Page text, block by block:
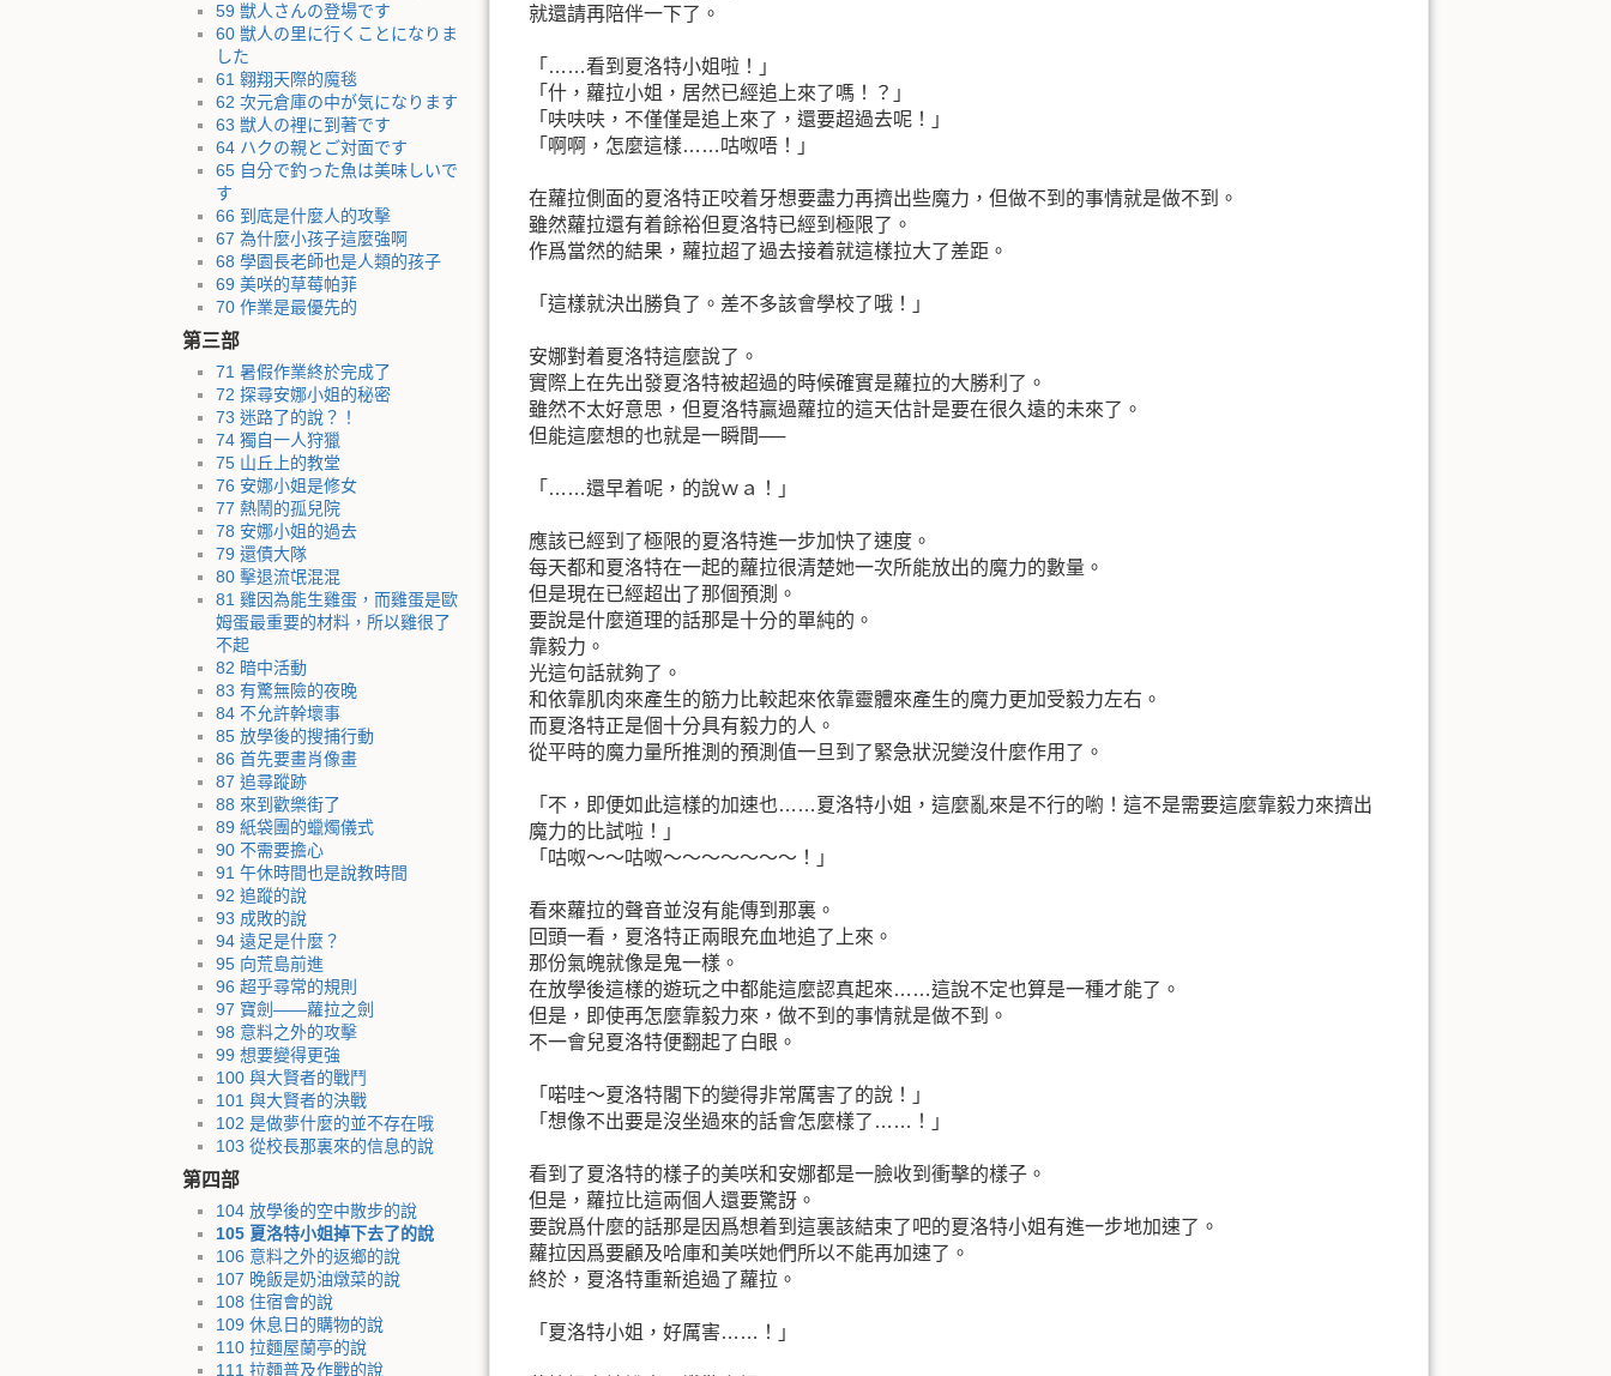
59 獣人さんの登場です
60 獣人の里に行くことになりま
した
61 翱翔天際的魔毯
62 次元倉庫の中が気になります
63 獣人の裡に到著です
64 ハクの親とご対面です
65 自分で釣った魚は美味しいで
す
66 到底是什麼人的攻擊
67 為什麼小孩子這麼強啊
68 學園長老師也是人類的孩子
69 美咲的草莓帕菲
70 作業是最優先的
第三部
71 暑假作業終於完成了
72 探尋安娜小姐的秘密
73 迷路了的說？！
74 獨自一人狩獵
75 山丘上的教堂
76 安娜小姐是修女
77 熱鬧的孤兒院
78 安娜小姐的過去
79 還債大隊
80 擊退流氓混混
81 雞因為能生雞蛋，而雞蛋是歐
姆蛋最重要的材料，所以雞很了
不起
82 暗中活動
83 有驚無險的夜晚
84 不允許幹壞事
85 放學後的搜捕行動
86 首先要畫肖像畫
87 追尋蹤跡
88 來到歡樂街了
89 紙袋團的蠟燭儀式
90 不需要擔心
91 午休時間也是說教時間
92 追蹤的說
93 成敗的說
94 遠足是什麼？
95 向荒島前進
96 超乎尋常的規則
97 寶劍——蘿拉之劍
98 意料之外的攻擊
99 想要變得更強
100 與大賢者的戰鬥
101 與大賢者的決戰
102 是做夢什麼的並不存在哦
103 從校長那裏來的信息的說
第四部
104 放學後的空中散步的說
105 夏洛特小姐掉下去了的說
106 意料之外的返鄉的說
107 晚飯是奶油燉菜的說
108 住宿會的說
109 休息日的購物的說
110 拉麵屋蘭亭的說
111 拉麵普及作戰的說
就還請再陪伴一下了。
「……看到夏洛特小姐啦！」
「什，蘿拉小姐，居然已經追上來了嗎！？」
「呋呋呋，不僅僅是追上來了，還要超過去呢！」
「啊啊，怎麼這樣……咕呶唔！」
在蘿拉側面的夏洛特正咬着牙想要盡力再擠出些魔力，但做不到的事情就是做不到。
雖然蘿拉還有着餘裕但夏洛特已經到極限了。
作爲當然的結果，蘿拉超了過去接着就這樣拉大了差距。
「這樣就決出勝負了。差不多該會學校了哦！」
安娜對着夏洛特這麼說了。
實際上在先出發夏洛特被超過的時候確實是蘿拉的大勝利了。
雖然不太好意思，但夏洛特贏過蘿拉的這天估計是要在很久遠的未來了。
但能這麼想的也就是一瞬間──
「……還早着呢，的說ｗａ！」
應該已經到了極限的夏洛特進一步加快了速度。
每天都和夏洛特在一起的蘿拉很清楚她一次所能放出的魔力的數量。
但是現在已經超出了那個預測。
要說是什麼道理的話那是十分的單純的。
靠毅力。
光這句話就夠了。
和依靠肌肉來產生的筋力比較起來依靠靈體來產生的魔力更加受毅力左右。
而夏洛特正是個十分具有毅力的人。
從平時的魔力量所推測的預測值一旦到了緊急狀況變沒什麼作用了。
「不，即便如此這樣的加速也……夏洛特小姐，這麼亂來是不行的喲！這不是需要這麼靠毅力來擠出
魔力的比試啦！」
「咕呶～～咕呶～～～～～～～！」
看來蘿拉的聲音並沒有能傳到那裏。
回頭一看，夏洛特正兩眼充血地追了上來。
那份氣魄就像是鬼一樣。
在放學後這樣的遊玩之中都能這麼認真起來……這說不定也算是一種才能了。
但是，即使再怎麼靠毅力來，做不到的事情就是做不到。
不一會兒夏洛特便翻起了白眼。
「喏哇～夏洛特閣下的變得非常厲害了的說！」
「想像不出要是沒坐過來的話會怎麼樣了……！」
看到了夏洛特的樣子的美咲和安娜都是一臉收到衝擊的樣子。
但是，蘿拉比這兩個人還要驚訝。
要說爲什麼的話那是因爲想着到這裏該結束了吧的夏洛特小姐有進一步地加速了。
蘿拉因爲要顧及哈庫和美咲她們所以不能再加速了。
終於，夏洛特重新追過了蘿拉。
「夏洛特小姐，好厲害……！」